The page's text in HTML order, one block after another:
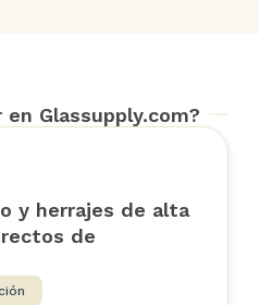
Glassupply.com?
y herrajes de alta
de